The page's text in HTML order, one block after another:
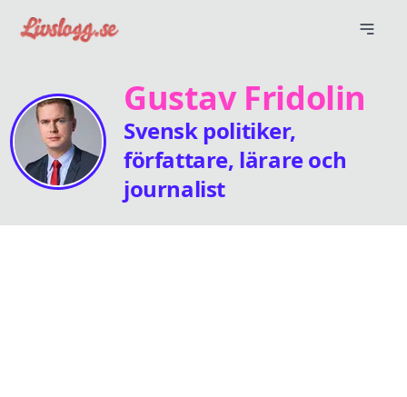
Gustav Fridolin
Svensk politiker,
författare, lärare och
journalist